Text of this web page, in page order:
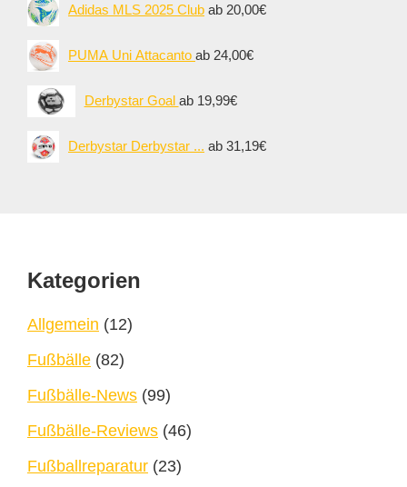
Adidas MLS 2025 Club ab 20,00€
PUMA Uni Attacanto ab 24,00€
Derbystar Goal ab 19,99€
Derbystar Derbystar ... ab 31,19€
Footer
Kategorien
Allgemein (12)
Fußbälle (82)
Fußbälle-News (99)
Fußbälle-Reviews (46)
Fußballreparatur (23)